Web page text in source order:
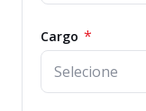
Cargo *